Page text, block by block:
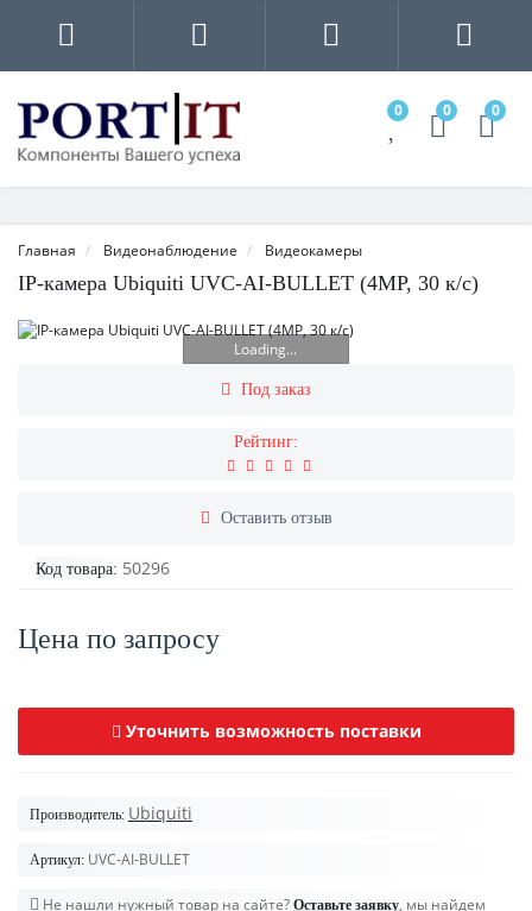
0 0 0
Главная Видеонаблюдение Видеокамеры
IP-камера Ubiquiti UVC-AI-BULLET (4MP, 30 к/с)
Loading...
Под заказ
Рейтинг:
Оставить отзыв
Код товара: 50296
Цена по запросу
Уточнить возможность поставки
Производитель: Ubiquiti
Артикул: UVC-AI-BULLET
Не нашли нужный товар на сайте? Оставьте заявку, мы найдем